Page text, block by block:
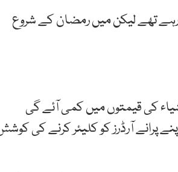
فی درجن فروخت ہو رہے تھے لیکن میں رمضان کے شروع
کہ آئندہ 2 سے 3 روز میں ان دونوں اشیاء کی قیمتوں میں کمی آئے گی
پرانے آرڈرز کو کلیئر کرنے کی